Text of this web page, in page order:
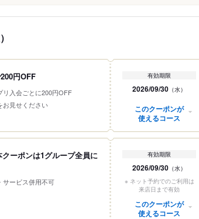
円OFF
リ入会ごとに200円OFF
お見せください
有効期限
2026/09/30 （水）
このクーポンが
使えるコース
クーポンは1グループ全員に
サービス併用不可
有効期限
2026/09/30 （水）
※ ネット予約でのご利用は
来店日まで有効
このクーポンが
使えるコース